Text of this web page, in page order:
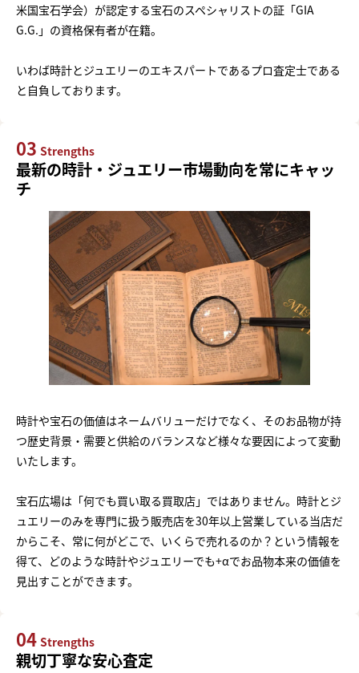
米国宝石学会）が認定する宝石のスペシャリストの証「GIA
G.G.」の資格保有者が在籍。
いわば時計とジュエリーのエキスパートであるプロ査定士である
と自負しております。
03 Strengths
最新の時計・ジュエリー市場動向を常にキャッ
チ
時計や宝石の価値はネームバリューだけでなく、そのお品物が持
つ歴史背景・需要と供給のバランスなど様々な要因によって変動
いたします。
宝石広場は「何でも買い取る買取店」ではありません。時計とジ
ュエリーのみを専門に扱う販売店を30年以上営業している当店だ
からこそ、常に何がどこで、いくらで売れるのか？という情報を
得て、どのような時計やジュエリーでも+αでお品物本来の価値を
見出すことができます。
04 Strengths
親切丁寧な安心査定